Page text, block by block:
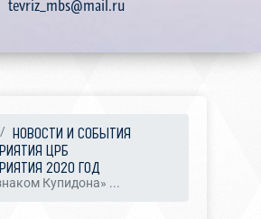
tevriz_mbs@mail.ru
НОВОСТИ И СОБЫТИЯ
ЦРБ
2020 ГОД
Купидона» ...